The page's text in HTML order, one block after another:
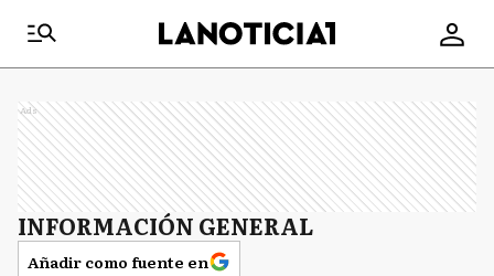
Ads
INFORMACIÓN GENERAL
Añadir como fuente en